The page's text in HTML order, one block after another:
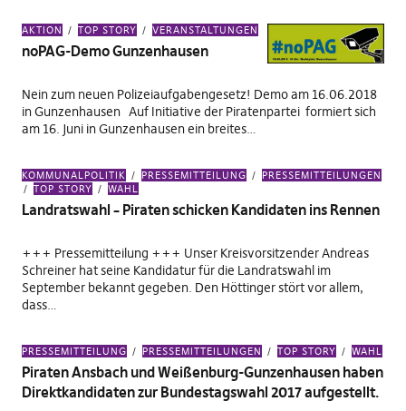
AKTION TOP STORY VERANSTALTUNGEN
noPAG-Demo Gunzenhausen
Nein zum neuen Polizeiaufgabengesetz! Demo am 16.06.2018
in Gunzenhausen Auf Initiative der Piratenpartei formiert sich
am 16. Juni in Gunzenhausen ein breites…
KOMMUNALPOLITIK PRESSEMITTEILUNG
PRESSEMITTEILUNGEN
TOP STORY
WAHL
Landratswahl – Piraten schicken Kandidaten ins Rennen
+++ Pressemitteilung +++ Unser Kreisvorsitzender Andreas
Schreiner hat seine Kandidatur für die Landratswahl im
September bekannt gegeben. Den Höttinger stört vor allem,
dass…
PRESSEMITTEILUNG PRESSEMITTEILUNGEN TOP STORY WAHL
Piraten Ansbach und Weißenburg-Gunzenhausen haben
Direktkandidaten zur Bundestagswahl 2017 aufgestellt.